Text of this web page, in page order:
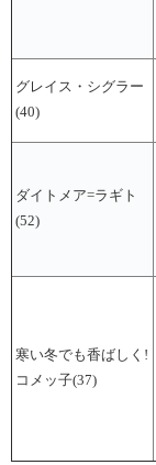
グレイス・シグラー
(40)
ダイトメア=ラギト
(52)
寒い冬でも香ばしく!
コメッ子(37)